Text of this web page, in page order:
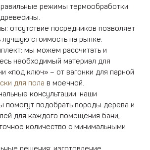
режимы термообработки
отсутствие посредников позволяет
лучшую стоимость на рынке.
мы можем рассчитать и
необходимый материал для
«под ключ» – от вагонки для парной
для пола в моечной.
консультации: наши
помогут подобрать породы дерева и
для каждого помещения бани,
количество с минимальными